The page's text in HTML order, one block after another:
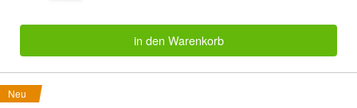
in den Warenkorb
Neu